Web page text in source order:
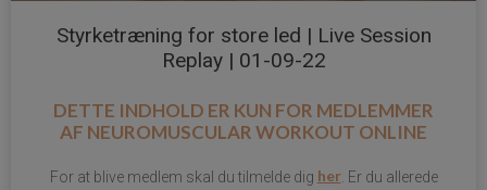
Styrketræning for store led | Live Session
Replay | 01-09-22
DETTE INDHOLD ER KUN FOR MEDLEMMER
AF NEUROMUSCULAR WORKOUT ONLINE
For at blive medlem skal du tilmelde dig her. Er du allerede